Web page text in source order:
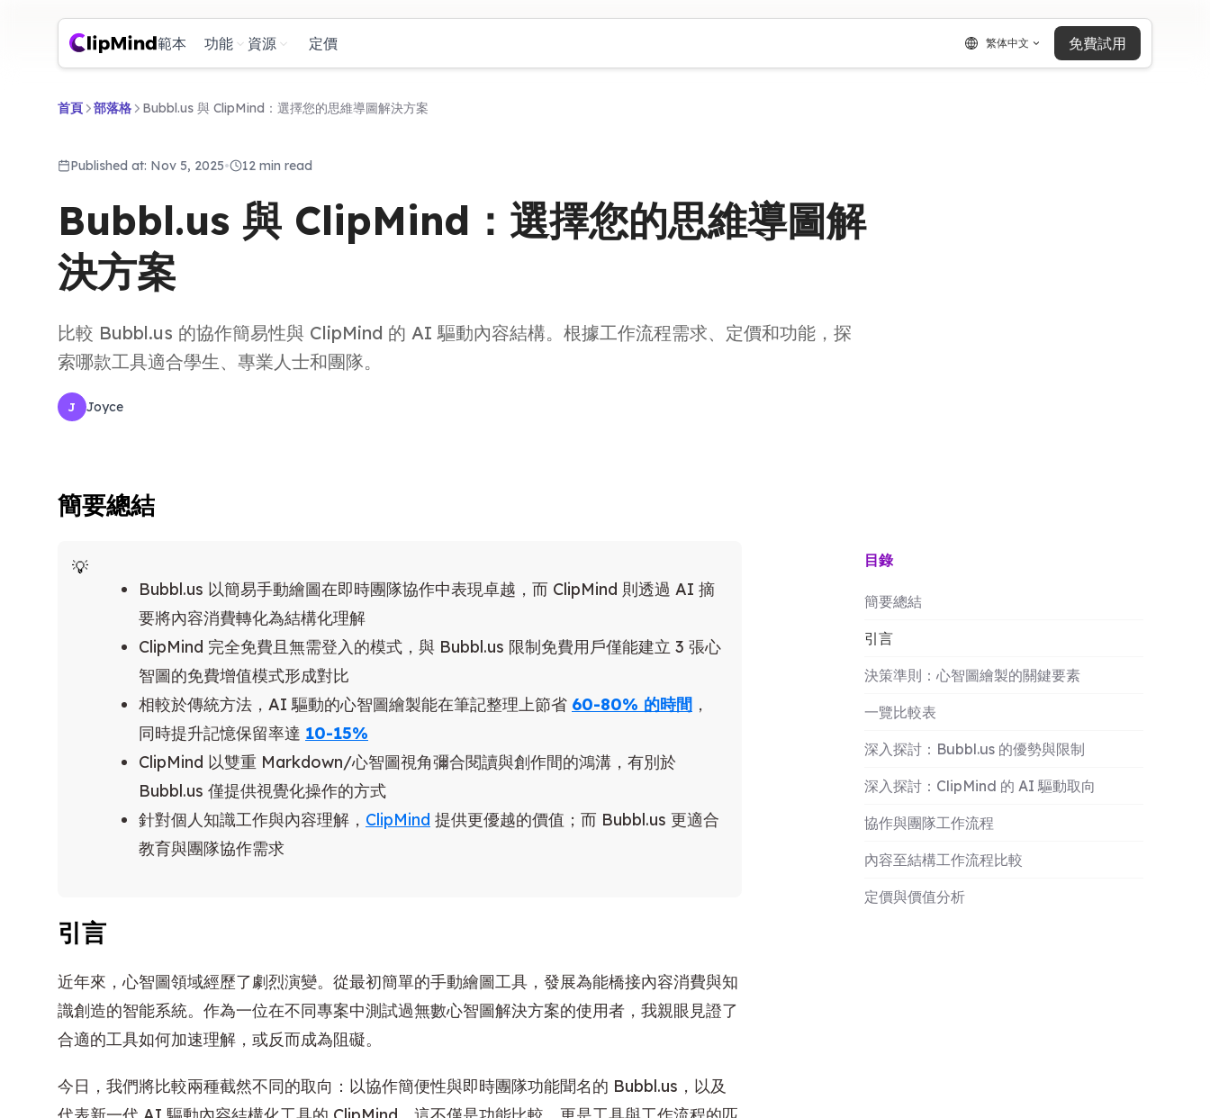
範本 功能 資源 定價 繁体中文 免費試用
首頁 部落格 Bubbl.us 與 ClipMind：選擇您的思維導圖解決方案
Published at: Nov 5, 2025• 12 min read
Bubbl.us 與 ClipMind：選擇您的思維導圖解
決方案
比較 Bubbl.us 的協作簡易性與 ClipMind 的 AI 驅動內容結構。根據工作流程需求、定價和功能，探
索哪款工具適合學生、專業人士和團隊。
J Joyce
簡要總結
Bubbl.us 以簡易手動繪圖在即時團隊協作中表現卓越，而 ClipMind 則透過 AI 摘
要將內容消費轉化為結構化理解
ClipMind 完全免費且無需登入的模式，與 Bubbl.us 限制免費用戶僅能建立 3 張心
智圖的免費增值模式形成對比
相較於傳統方法，AI 驅動的心智圖繪製能在筆記整理上節省 60-80% 的時間 ，
同時提升記憶保留率達 10-15%
ClipMind 以雙重 Markdown/心智圖視角彌合閱讀與創作間的鴻溝，有別於
Bubbl.us 僅提供視覺化操作的方式
針對個人知識工作與內容理解， ClipMind 提供更優越的價值；而 Bubbl.us 更適合
教育與團隊協作需求
引言
近年來，心智圖領域經歷了劇烈演變。從最初簡單的手動繪圖工具，發展為能橋接內容消費與知
識創造的智能系統。作為一位在不同專案中測試過無數心智圖解決方案的使用者，我親眼見證了
合適的工具如何加速理解，或反而成為阻礙。
今日，我們將比較兩種截然不同的取向：以協作簡便性與即時團隊功能聞名的 Bubbl.us，以及
目錄
簡要總結
引言
決策準則：心智圖繪製的關鍵要素
一覽比較表
深入探討：Bubbl.us 的優勢與限制
深入探討：ClipMind 的 AI 驅動取向
協作與團隊工作流程
內容至結構工作流程比較
定價與價值分析